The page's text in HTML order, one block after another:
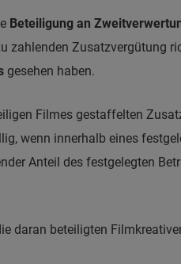
Beteiligung an
zahlenden Zusatzvergütung
gesehen haben.
Filmes gestaffelten
wenn innerhalb eines
Anteil des festgelegten
daran beteiligten